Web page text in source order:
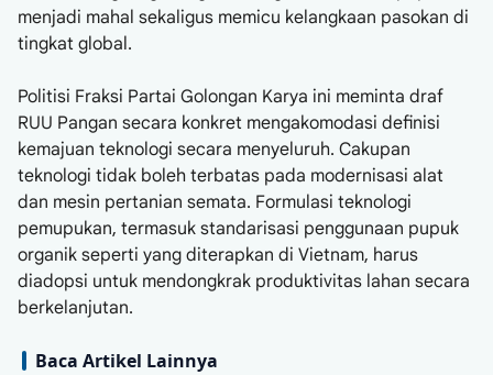
menjadi mahal sekaligus memicu kelangkaan pasokan di
tingkat global.
Politisi Fraksi Partai Golongan Karya ini meminta draf
RUU Pangan secara konkret mengakomodasi definisi
kemajuan teknologi secara menyeluruh. Cakupan
teknologi tidak boleh terbatas pada modernisasi alat
dan mesin pertanian semata. Formulasi teknologi
pemupukan, termasuk standarisasi penggunaan pupuk
organik seperti yang diterapkan di Vietnam, harus
diadopsi untuk mendongkrak produktivitas lahan secara
berkelanjutan.
Baca Artikel Lainnya